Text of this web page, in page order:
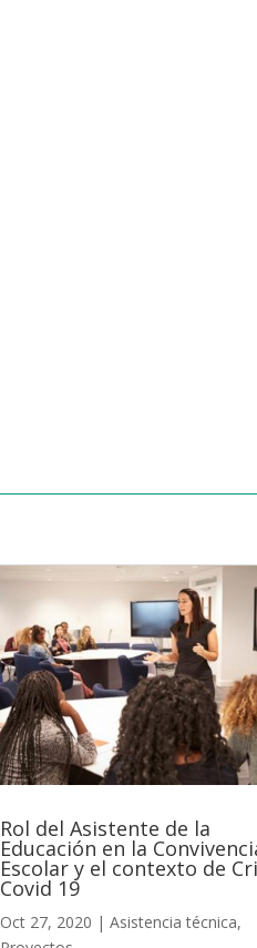
Rol del Asistente de la
Educación en la
Escolar y el contexto de
Covid 19
Oct 27, 2020 | Asistencia técnica,